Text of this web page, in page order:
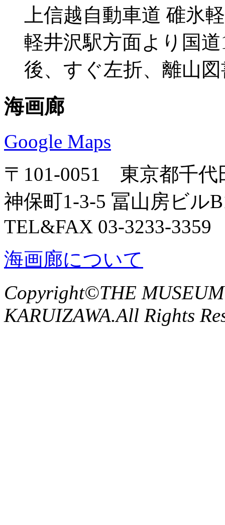
上信越自動車道 碓氷
軽井沢駅方面より国
後、すぐ左折、離山
海画廊
Google Maps
〒101-0051 東京都千代
神保町1-3-5 冨山房ビル
TEL&FAX 03-3233-3359
海画廊について
Copyright©THE
KARUIZAWA.All Rights